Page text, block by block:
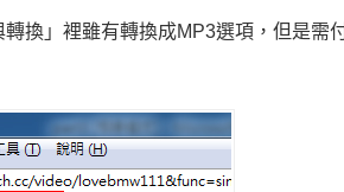
換」裡雖有轉換成MP3選項，但是需